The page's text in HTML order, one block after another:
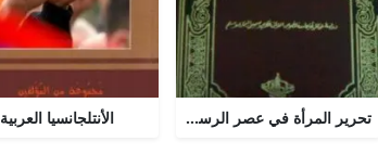
تحرير المرأة في عصر الرسالة جــ 2 الأنتلجانسيا العربية